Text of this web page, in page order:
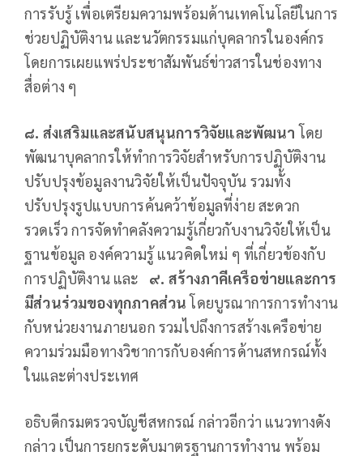
การรับรู้ เพื่อเตรียมความพร้อมด้านเทคโนโลยีในการ
ช่วยปฏิบัติงาน และนวัตกรรมแก่บุคลากรในองค์กร
โดยการเผยแพร่ประชาสัมพันธ์ข่าวสารในช่องทาง
สื่อต่าง ๆ
๘. ส่งเสริมและสนับสนุนการวิจัยและพัฒนา โดย
พัฒนาบุคลากรให้ทำการวิจัยสำหรับการปฏิบัติงาน
ปรับปรุงข้อมูลงานวิจัยให้เป็นปัจจุบัน รวมทั้ง
ปรับปรุงรูปแบบการค้นคว้าข้อมูลที่ง่าย สะดวก
รวดเร็ว การจัดทำคลังความรู้เกี่ยวกับงานวิจัยให้เป็น
ฐานข้อมูล องค์ความรู้ แนวคิดใหม่ ๆ ที่เกี่ยวข้องกับ
การปฏิบัติงาน และ
๙. สร้างภาคีเครือข่ายและการ
มีส่วนร่วมของทุกภาคส่วน โดยบูรณาการการทำงาน
กับหน่วยงานภายนอก รวมไปถึงการสร้างเครือข่าย
ความร่วมมือทางวิชาการกับองค์การด้านสหกรณ์ทั้ง
ในและต่างประเทศ
อธิบดีกรมตรวจบัญชีสหกรณ์ กล่าวอีกว่า แนวทางดัง
กล่าว เป็นการยกระดับมาตรฐานการทำงาน พร้อม